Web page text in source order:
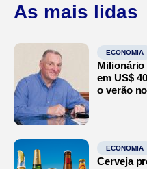
As mais lidas
ECONOMIA
Milionário
em US$
o verão
ECONOMIA
Cerveja